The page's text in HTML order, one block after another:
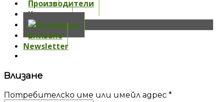
Производители
Контакти
Влизане
Newsletter
Влизане
Потребителско име или имейл адрес *